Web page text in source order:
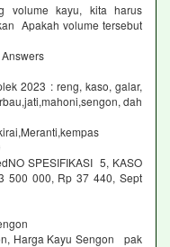
volume kayu, kita harus
Apakah volume tersebut
2023 : reng, kaso, galar,
dah
SPESIFIKASI 5, KASO
500 000, Rp 37 440, Sept
Harga Kayu Sengon pak